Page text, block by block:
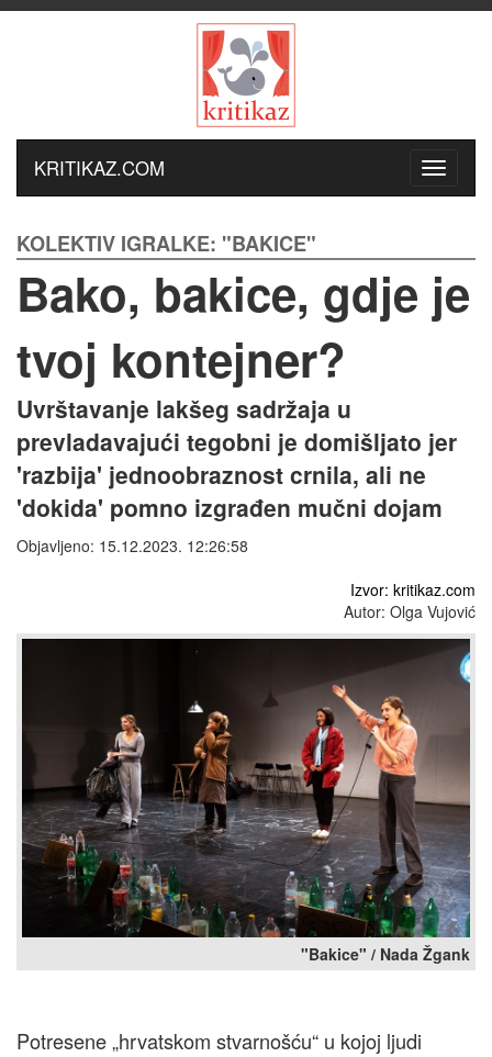
KRITIKAZ.COM
KOLEKTIV IGRALKE: "BAKICE"
Bako, bakice, gdje je
tvoj kontejner?
Uvrštavanje lakšeg sadržaja u
prevladavajući tegobni je domišljato jer
'razbija' jednoobraznost crnila, ali ne
'dokida' pomno izgrađen mučni dojam
Objavljeno: 15.12.2023. 12:26:58
Izvor: kritikaz.com
Autor: Olga Vujović
"Bakice" / Nada Žgank
Potresene „hrvatskom stvarnošću“ u kojoj ljudi